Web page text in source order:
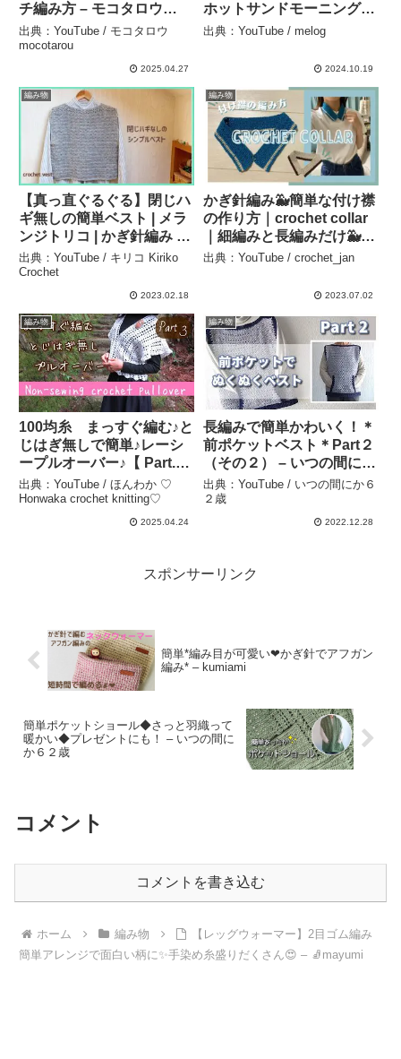
チ編み方 – モコタロウ
mocotarou
出典：YouTube / モコタロウ
mocotarou
2025.04.27
ホットサンドモーニング｜
秋の石窯オーブン調理｜花
休日事情｜ – melog
出典：YouTube / melog
2024.10.19
編み物
【真っ直ぐるぐる】閉じハ
ギ無しの簡単ベスト | メラ
ンジトリコ | かぎ針編み –
キリコ Kiriko Crochet
出典：YouTube / キリコ Kiriko
Crochet
2023.02.18
編み物
かぎ針編み🐳簡単な付け襟
の作り方｜crochet collar
｜細編みと長編みだけ🐳 –
crochet_jan
出典：YouTube / crochet_jan
2023.07.02
編み物
100均糸 まっすぐ編む♪と
じはぎ無しで簡単♪レーシ
ープルオーバー♪【 Part.
３ 縁編みを編みます♪】
【 かぎ針編み】 crochet
lacy pullover ～編み物
出典：YouTube / ほんわか ♡
Honwaka crochet knitting♡
2025.04.24
編み物
長編みで簡単かわいく！＊
前ポケットベスト＊Part２
（その２） – いつの間にか
６２歳
出典：YouTube / いつの間にか６
２歳
2022.12.28
スポンサーリンク
簡単*編み目が可愛い❤︎かぎ針でアフガン
編み* – kumiami
簡単ポケットショール◆さっと羽織って
暖かい◆プレゼントにも！ – いつの間に
か６２歳
コメント
コメントを書き込む
ホーム 編み物
【レッグウォーマー】2目ゴム編み
簡単アレンジで面白い柄に✨手染め糸盛りだくさん😍 – 🧦mayumi